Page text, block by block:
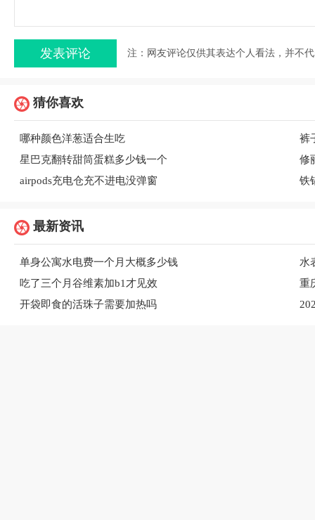
注：网友评论仅供其表达个人看法，并不
猜你喜欢
哪种颜色洋葱适合生吃
裤
星巴克翻转甜筒蛋糕多少钱一个
修
airpods充电仓充不进电没弹窗
铁
最新资讯
单身公寓水电费一个月大概多少钱
水
吃了三个月谷维素加b1才见效
重
开袋即食的活珠子需要加热吗